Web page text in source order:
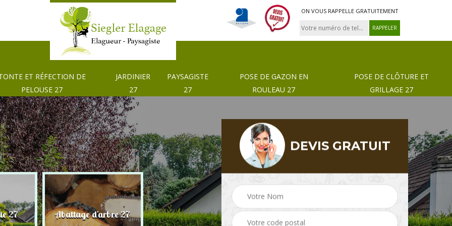
ON VOUS RAPPELLE GRATUITEMENT
ET RÉFECTION DE
PELOUSE 27
JARDINIER
27
PAYSAGISTE
27
POSE DE GAZON EN
ROULEAU 27
POSE DE CLÔTURE ET
GRILLAGE 27
27 Abattage d'arbre 27 Tonte et réfection de
pelouse 27 Paysagiste 27 Pose de gazon en
rouleau 27
DEVIS GRATUIT